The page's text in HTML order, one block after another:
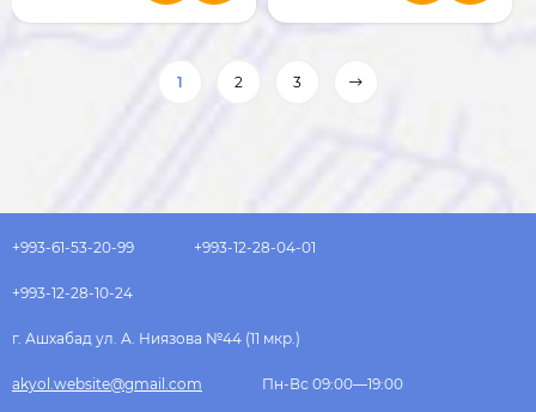
1 2 3
+993-61-53-20-99 +993-12-28-04-01
+993-12-28-10-24
г. Ашхабад ул. А. Ниязова №44 (11 мкр.)
akyol.website@gmail.com Пн-Вс 09:00—19:00